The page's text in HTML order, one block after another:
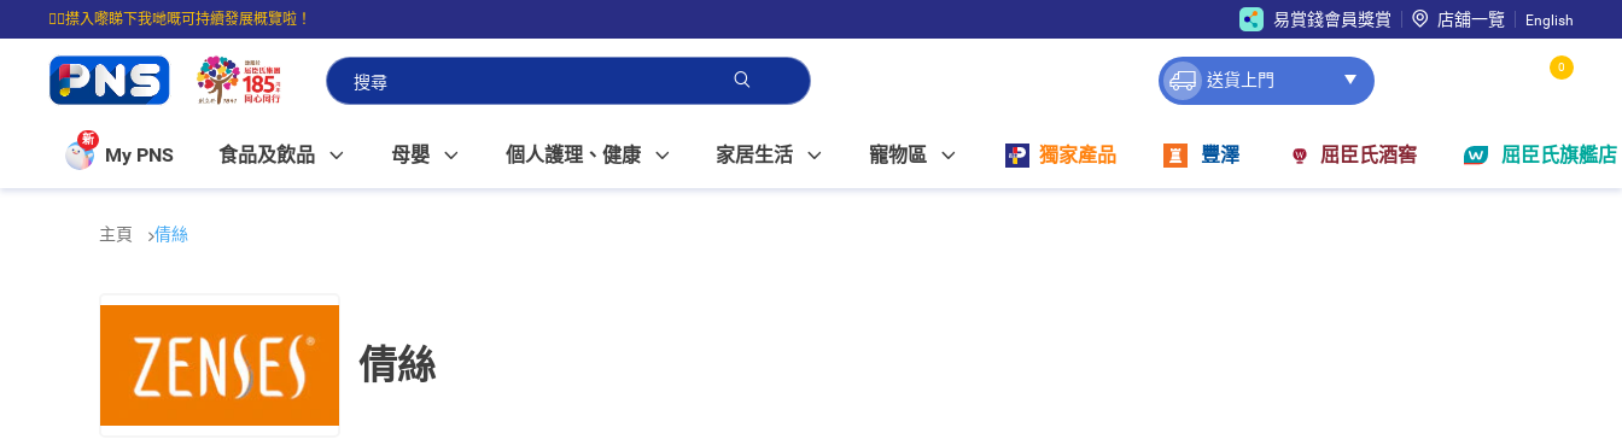
☝🏼㩒入嚟睇下我哋嘅可持續發展概覽啦！
⭐購物滿$399即享免費送貨；滿$100即可免費店取。
易賞錢會員獎賞 店舖一覽 English
送貨上門
0
新
My PNS 食品及飲品 母嬰 個人護理、健康 家居生活 寵物區 獨家產品 豐澤 屈臣氏酒窖 屈臣氏旗艦店
主頁 倩絲
倩絲